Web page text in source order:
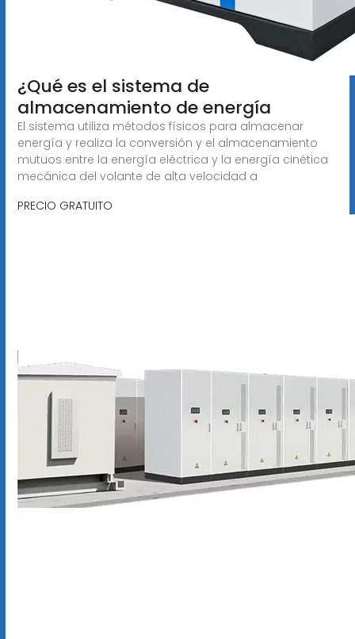
¿Qué es el sistema de
almacenamiento de energía
El sistema utiliza métodos físicos para almacenar
energía y realiza la conversión y el almacenamiento
mutuos entre la energía eléctrica y la energía cinética
mecánica del volante de alta velocidad a
PRECIO GRATUITO